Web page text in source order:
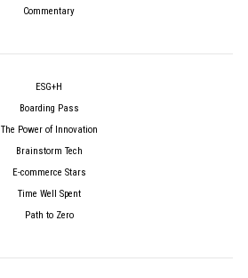
Commentary
ESG+H
Boarding Pass
The Power of Innovation
Brainstorm Tech
E-commerce Stars
Time Well Spent
Path to Zero